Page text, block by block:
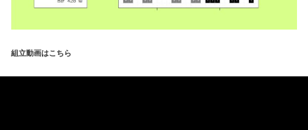
組立動画はこちら